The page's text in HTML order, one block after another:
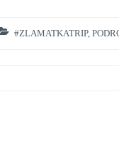
#ZLAMATKATRIP,